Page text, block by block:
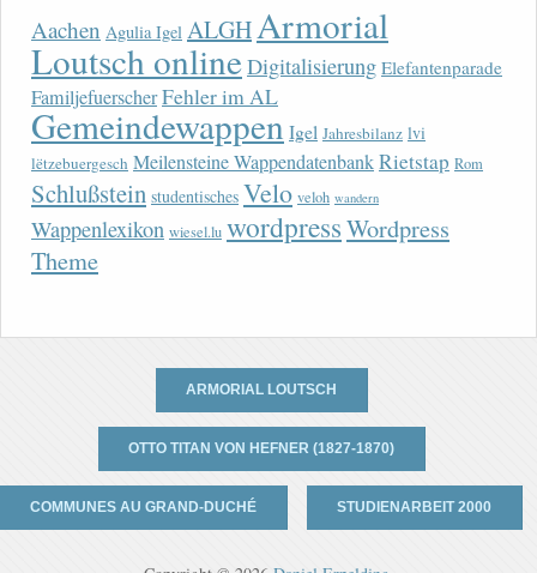
Aachen Agulia Igel ALGHArmorial
Loutsch onlineDigitalisierung Elefantenparade
FamiljefuerscherFehler im AL
Gemeindewappen Igel Jahresbilanz lvi
lëtzebuergesch Meilensteine WappendatenbankRietstap Rom
Schlußstein studentisches Velo veloh wandern
Wappenlexikon wiesel.lu wordpressWordpress
Theme
ARMORIAL LOUTSCH
OTTO TITAN VON HEFNER (1827-1870)
COMMUNES AU GRAND-DUCHÉ STUDIENARBEIT 2000